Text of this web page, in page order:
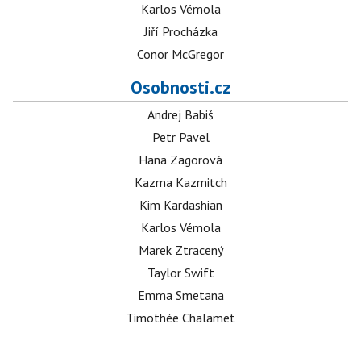
Karlos Vémola
Jiří Procházka
Conor McGregor
Osobnosti.cz
Andrej Babiš
Petr Pavel
Hana Zagorová
Kazma Kazmitch
Kim Kardashian
Karlos Vémola
Marek Ztracený
Taylor Swift
Emma Smetana
Timothée Chalamet